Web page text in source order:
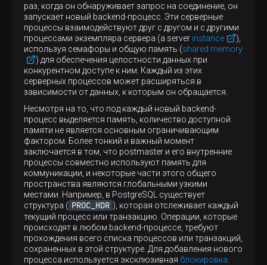
раз, когда он обнаруживает запрос на соединение, он
запускает новый backend-процесс. Эти серверные
процессы взаимодействуют друг с другом и с другими
процессами экземпляра сервера (a server instance
),
используя семафоры и общую память (shared memory
) для обеспечения целостности данных при
конкурентном доступе к ним. Каждый из этих
серверных процессов может расширяться в
зависимости от данных, к которым он обращается.
Несмотря на то, что под каждый новый backend-
процесс выделяется память, количество доступной
памяти не является основным ограничивающим
фактором. Более тонкий и важный момент
заключается в том, что postmaster и его внутренние
процессы совместно используют память для
коммуникации, и некоторые части этого общего
пространства являются глобальными узкими
местами. Например, в PostgreSQL существует
структура ( PROC_HDR ), которая отслеживает каждый
текущий процесс или транзакцию. Операции, которые
происходят в любом backend-процессе, требуют
прохождения всего списка процессов или транзакций,
сохраненных в этой структуре. Для добавления нового
процесса используется эксклюзивная блокировка